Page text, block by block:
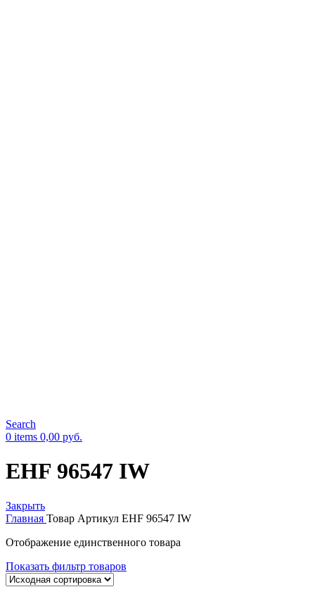
Search
0 items 0,00 руб.
EHF 96547 IW
Закрыть
Главная Товар Артикул EHF 96547 IW
Отображение единственного товара
Показать фильтр товаров